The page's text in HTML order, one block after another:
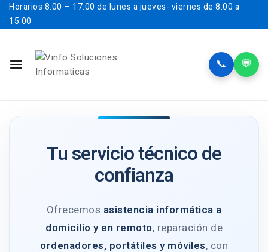
Horarios 8:00 – 17:00 de lunes a jueves- viernes de 8:00 a
15:00
📞 💬
Tu servicio técnico de
confianza
Ofrecemos asistencia informática a
domicilio y en remoto, reparación de
ordenadores, portátiles y móviles, con